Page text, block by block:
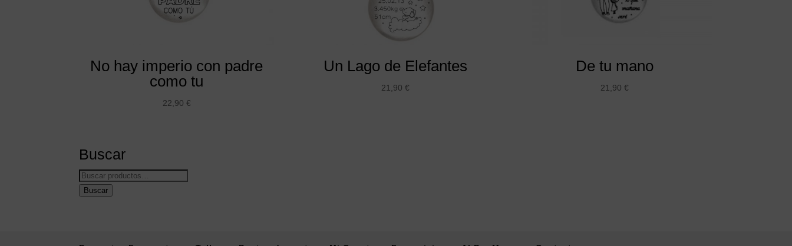
No hay imperio con padre
como tu
22,90 €
Un Lago de Elefantes
21,90€
De tu mano
21,90 €
Buscar
Buscar
por:
Buscar